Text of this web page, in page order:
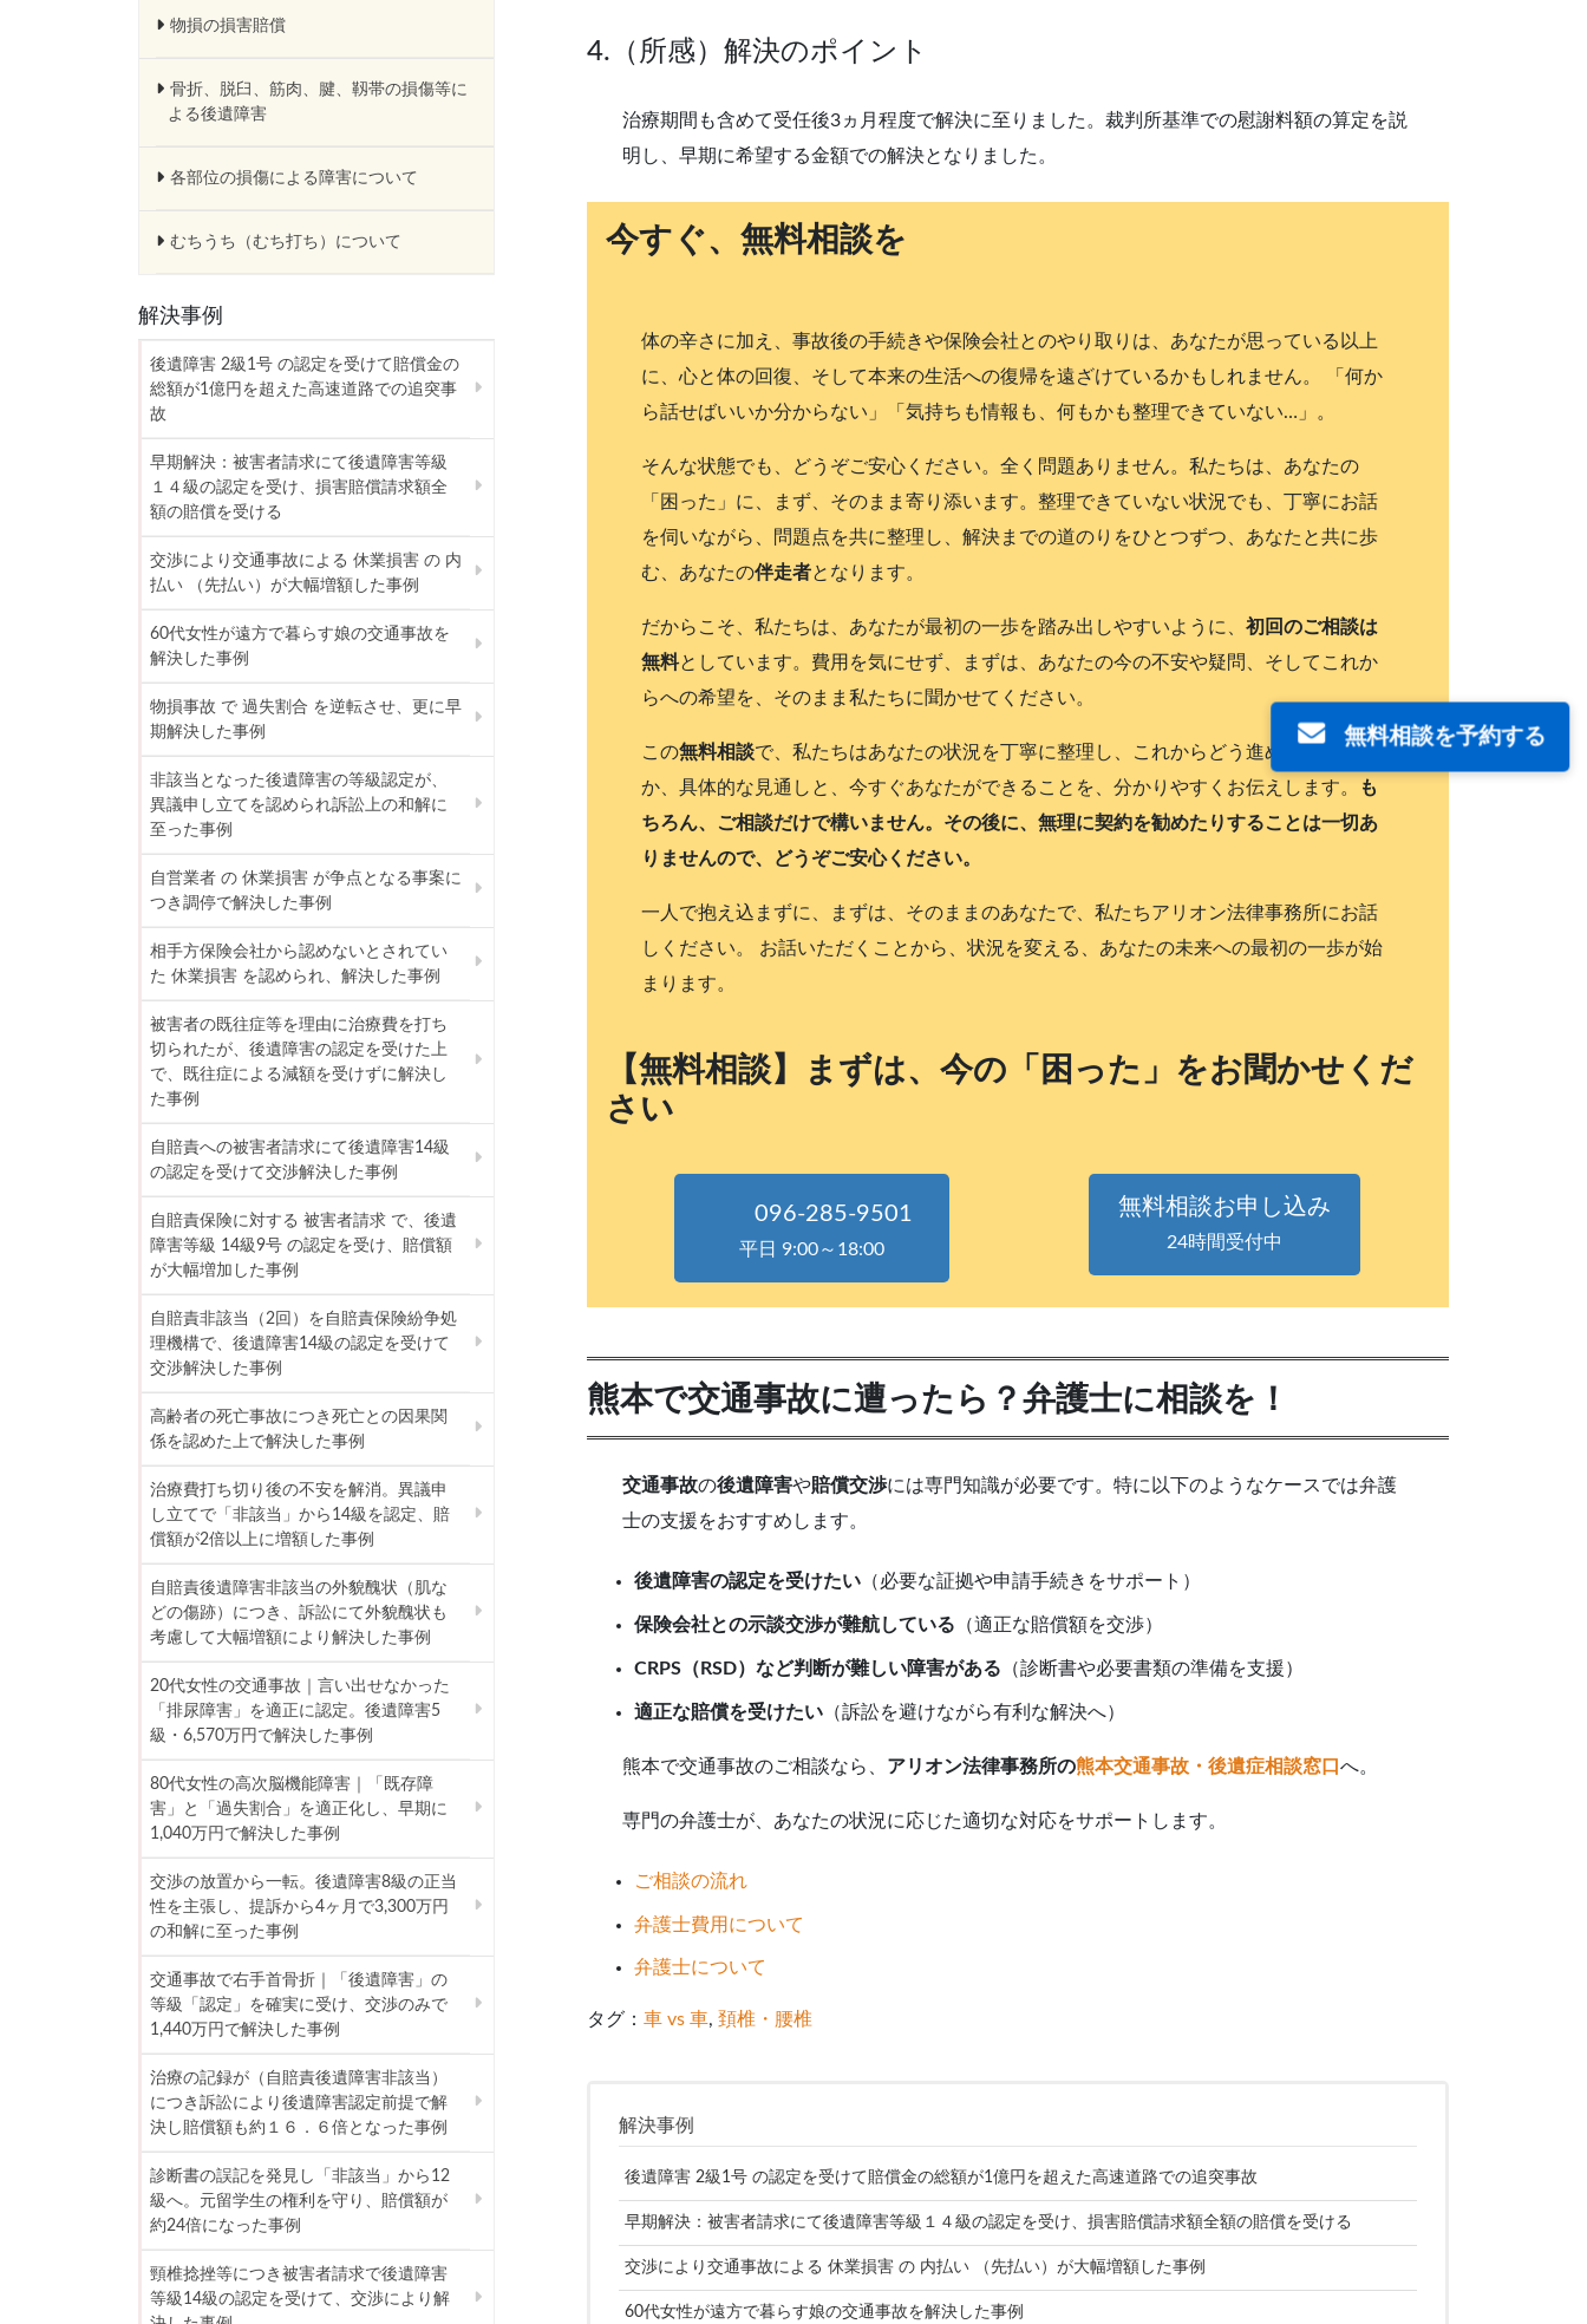
4.（所感）解決のポイント
治療期間も含めて受任後3ヵ月程度で解決に至りました。裁判所基準での慰謝料額の算定を説
明し、早期に希望する金額での解決となりました。
今すぐ、無料相談を
体の辛さに加え、事故後の手続きや保険会社とのやり取りは、あなたが思っている以上
に、心と体の回復、そして本来の生活への復帰を遠ざけているかもしれません。 「何か
ら話せばいいか分からない」「気持ちも情報も、何もかも整理できていない…」。
そんな状態でも、どうぞご安心ください。全く問題ありません。私たちは、あなたの
「困った」に、まず、そのまま寄り添います。整理できていない状況でも、丁寧にお話
を伺いながら、問題点を共に整理し、解決までの道のりをひとつずつ、あなたと共に歩
む、あなたの伴走者となります。
だからこそ、私たちは、あなたが最初の一歩を踏み出しやすいように、 初回のご相談は
無料としています。費用を気にせず、まずは、あなたの今の不安や疑問、そしてこれか
らへの希望を、そのまま私たちに聞かせてください。
この無料相談で、私たちはあなたの状況を丁寧に整理し、これからどう進めるのが最善
か、具体的な見通しと、今すぐあなたができることを、分かりやすくお伝えします。
も
ちろん、ご相談だけで構いません。その後に、無理に契約を勧めたりすることは一切あ
りませんので、どうぞご安心ください。
一人で抱え込まずに、まずは、そのままのあなたで、私たちアリオン法律事務所にお話
しください。 お話いただくことから、状況を変える、あなたの未来への最初の一歩が始
まります。
【無料相談】まずは、今の「困った」をお聞かせくだ
さい
096-285-9501
平日 9:00～18:00
無料相談お申し込み
24時間受付中
熊本で交通事故に遭ったら？弁護士に相談を！
交通事故の後遺障害や賠償交渉には専門知識が必要です。特に以下のようなケースでは弁護
士の支援をおすすめします。
後遺障害の認定を受けたい （必要な証拠や申請手続きをサポート）
保険会社との示談交渉が難航している （適正な賠償額を交渉）
CRPS（RSD）など判断が難しい障害がある （診断書や必要書類の準備を支援）
適正な賠償を受けたい （訴訟を避けながら有利な解決へ）
熊本で交通事故のご相談なら、 アリオン法律事務所の熊本交通事故・後遺症相談窓口 へ。
専門の弁護士が、あなたの状況に応じた適切な対応をサポートします。
ご相談の流れ
弁護士費用について
弁護士について
タグ： 車 vs 車, 頚椎・腰椎
解決事例
後遺障害 2級1号 の認定を受けて賠償金の総額が1億円を超えた高速道路での追突事故
早期解決：被害者請求にて後遺障害等級１４級の認定を受け、損害賠償請求額全額の賠償を受ける
交渉により交通事故による 休業損害 の 内払い （先払い）が大幅増額した事例
60代女性が遠方で暮らす娘の交通事故を解決した事例
物損の損害賠償
骨折、脱臼、筋肉、腱、靱帯の損傷等に
よる後遺障害
各部位の損傷による障害について
むちうち（むち打ち）について
解決事例
後遺障害 2級1号 の認定を受けて賠償金の
総額が1億円を超えた高速道路での追突事
故
早期解決：被害者請求にて後遺障害等級
１４級の認定を受け、損害賠償請求額全
額の賠償を受ける
交渉により交通事故による 休業損害 の 内
払い （先払い）が大幅増額した事例
60代女性が遠方で暮らす娘の交通事故を
解決した事例
物損事故 で 過失割合 を逆転させ、更に早
期解決した事例
非該当となった後遺障害の等級認定が、
異議申し立てを認められ訴訟上の和解に
至った事例
自営業者 の 休業損害 が争点となる事案に
つき調停で解決した事例
相手方保険会社から認めないとされてい
た 休業損害 を認められ、解決した事例
被害者の既往症等を理由に治療費を打ち
切られたが、後遺障害の認定を受けた上
で、既往症による減額を受けずに解決し
た事例
自賠責への被害者請求にて後遺障害14級
の認定を受けて交渉解決した事例
自賠責保険に対する 被害者請求 で、後遺
障害等級 14級9号 の認定を受け、賠償額
が大幅増加した事例
自賠責非該当（2回）を自賠責保険紛争処
理機構で、後遺障害14級の認定を受けて
交渉解決した事例
高齢者の死亡事故につき死亡との因果関
係を認めた上で解決した事例
治療費打ち切り後の不安を解消。異議申
し立てで「非該当」から14級を認定、賠
償額が2倍以上に増額した事例
自賠責後遺障害非該当の外貌醜状（肌な
どの傷跡）につき、訴訟にて外貌醜状も
考慮して大幅増額により解決した事例
20代女性の交通事故｜言い出せなかった
「排尿障害」を適正に認定。後遺障害5
級・6,570万円で解決した事例
80代女性の高次脳機能障害｜「既存障
害」と「過失割合」を適正化し、早期に
1,040万円で解決した事例
交渉の放置から一転。後遺障害8級の正当
性を主張し、提訴から4ヶ月で3,300万円
の和解に至った事例
交通事故で右手首骨折｜「後遺障害」の
等級「認定」を確実に受け、交渉のみで
1,440万円で解決した事例
治療の記録が（自賠責後遺障害非該当）
につき訴訟により後遺障害認定前提で解
決し賠償額も約１６．６倍となった事例
診断書の誤記を発見し「非該当」から12
級へ。元留学生の権利を守り、賠償額が
約24倍になった事例
頸椎捻挫等につき被害者請求で後遺障害
等級14級の認定を受けて、交渉により解
無料相談を予約する